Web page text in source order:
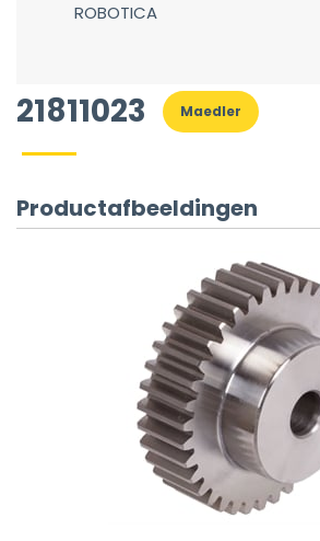
ROBOTICA
21811023 Maedler
Productafbeeldingen